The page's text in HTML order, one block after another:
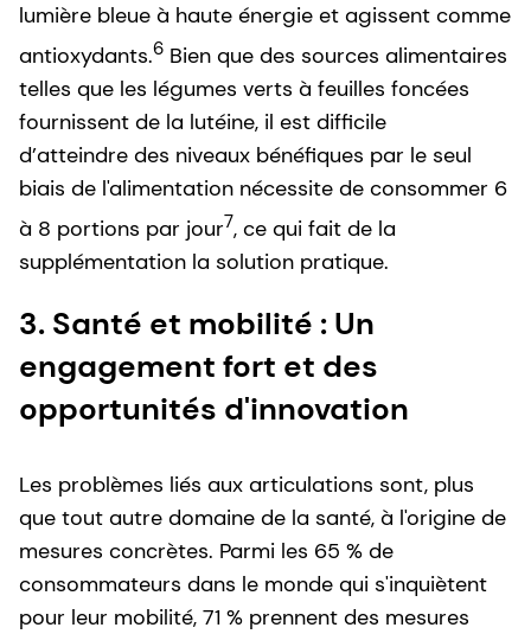
lumière bleue à haute énergie et agissent comme
antioxydants.6 Bien que des sources alimentaires
telles que les légumes verts à feuilles foncées
fournissent de la lutéine, il est difficile
d’atteindre des niveaux bénéfiques par le seul
biais de l'alimentation nécessite de consommer 6
à 8 portions par jour7, ce qui fait de la
supplémentation la solution pratique.
3. Santé et mobilité : Un
engagement fort et des
opportunités d'innovation
Les problèmes liés aux articulations sont, plus
que tout autre domaine de la santé, à l'origine de
mesures concrètes. Parmi les 65 % de
consommateurs dans le monde qui s'inquiètent
pour leur mobilité, 71 % prennent des mesures